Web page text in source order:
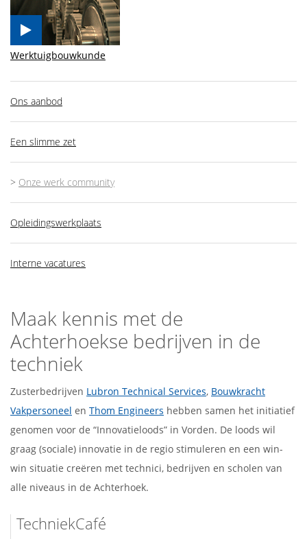
Werktuigbouwkunde
Ons aanbod
Een slimme zet
> Onze werk community
Opleidingswerkplaats
Interne vacatures
Maak kennis met de
Achterhoekse bedrijven in de
techniek
Zusterbedrijven Lubron Technical Services, Bouwkracht
Vakpersoneel en Thom Engineers hebben samen het initiatief
genomen voor de “Innovatieloods” in Vorden. De loods wil
graag (sociale) innovatie in de regio stimuleren en een win-
win situatie creëren met technici, bedrijven en scholen van
alle niveaus in de Achterhoek.
TechniekCafé